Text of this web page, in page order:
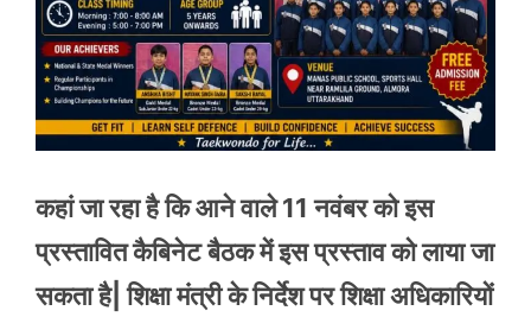
कहां जा रहा है कि आने वाले 11 नवंबर को इस
प्रस्तावित कैबिनेट बैठक में इस प्रस्ताव को लाया जा
सकता है| शिक्षा मंत्री के निर्देश पर शिक्षा अधिकारियों